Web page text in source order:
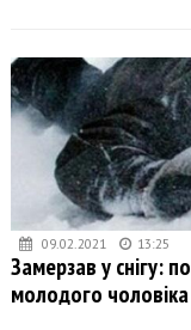
09.02.2021 13:25
Замерзав у снігу:
молодого чоловіка